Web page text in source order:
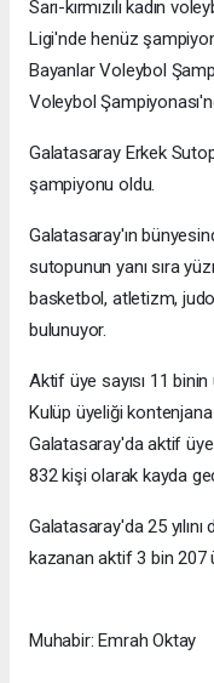
Sarı-kırmızılı kadın
Ligi'nde henüz
Bayanlar Voleybol
Voleybol
Galatasaray Erkek
şampiyonu oldu.
Galatasaray'ın
sutopunun yanı sıra
basketbol, atletizm,
bulunuyor.
Aktif üye sayısı 11
Kulüp üyeliği
Galatasaray'da aktif üye
832 kişi olarak kayda
Galatasaray'da 25
kazanan aktif 3 bin 207
Muhabir: Emrah Oktay